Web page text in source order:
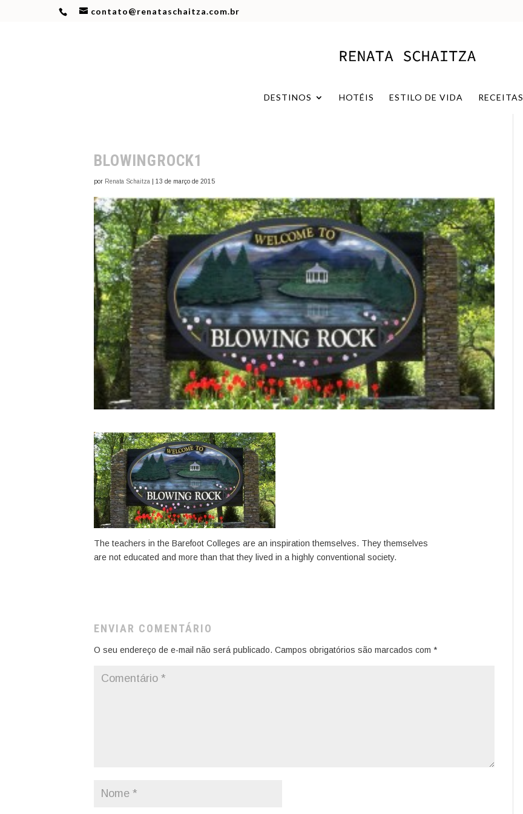
contato@renataschaitza.com.br
DESTINOS HOTÉIS ESTILO DE VIDA RECEITAS
BLOWINGROCK1
por Renata Schaitza 13 de março de 2015
The teachers in the Barefoot Colleges are an inspiration themselves. They themselves
are not educated and more than that they lived in a highly conventional society.
ENVIAR COMENTÁRIO
O seu endereço de e-mail não será publicado. Campos obrigatórios são marcados com *